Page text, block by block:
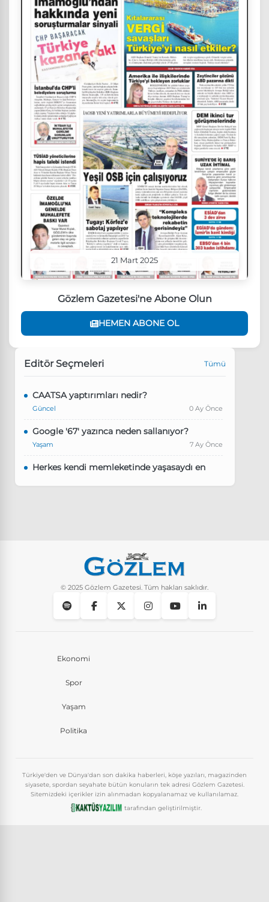
21 Mart 2025
Gözlem Gazetesi'ne Abone Olun
HEMEN ABONE OL
Editör Seçmeleri Tümü
CAATSA yaptırımları nedir?
Güncel 0 Ay Önce
Google '67' yazınca neden sallanıyor?
Yaşam 7 Ay Önce
Herkes kendi memleketinde yaşasaydı en
Instagram’da keşfet nasıl temizlenir?
© 2025 Gözlem Gazetesi. Tüm hakları saklıdır.
Ekonomi
Spor
Yaşam
Politika
Türkiye'den ve Dünya'dan son dakika haberleri, köşe yazıları, magazinden
siyasete, spordan seyahate bütün konuların tek adresi Gözlem Gazetesi.
Sitemizdeki içerikler izin alınmadan kopyalanamaz ve kullanılamaz.
tarafından geliştirilmiştir.